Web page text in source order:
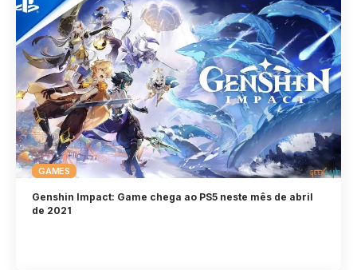
GAMES
Genshin Impact: Game chega ao PS5 neste mês de abril
de 2021